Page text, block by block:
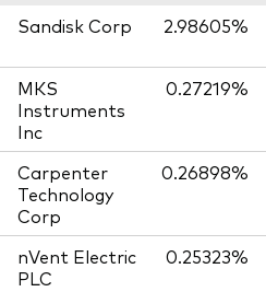
Sandisk Corp
2.98605%
MKS
Instruments
Inc
0.27219%
Carpenter
Technology
Corp
0.26898%
nVent Electric
PLC
0.25323%